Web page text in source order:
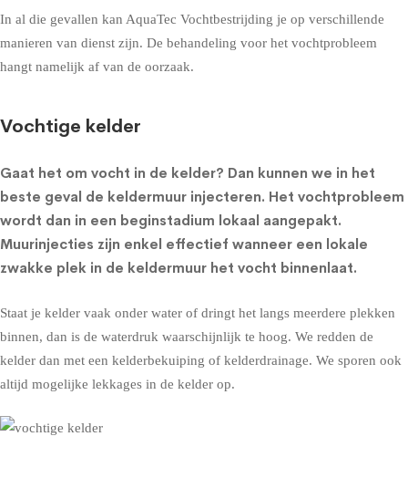
In al die gevallen kan AquaTec Vochtbestrijding je op verschillende
manieren van dienst zijn. De behandeling voor het vochtprobleem
hangt namelijk af van de oorzaak.
Vochtige kelder
Gaat het om vocht in de kelder? Dan kunnen we in het
beste geval de keldermuur injecteren. Het vochtprobleem
wordt dan in een beginstadium lokaal aangepakt.
Muurinjecties zijn enkel effectief wanneer een lokale
zwakke plek in de keldermuur het vocht binnenlaat.
Staat je kelder vaak onder water of dringt het langs meerdere plekken
binnen, dan is de waterdruk waarschijnlijk te hoog. We redden de
kelder dan met een kelderbekuiping of kelderdrainage. We sporen ook
altijd mogelijke lekkages in de kelder op.